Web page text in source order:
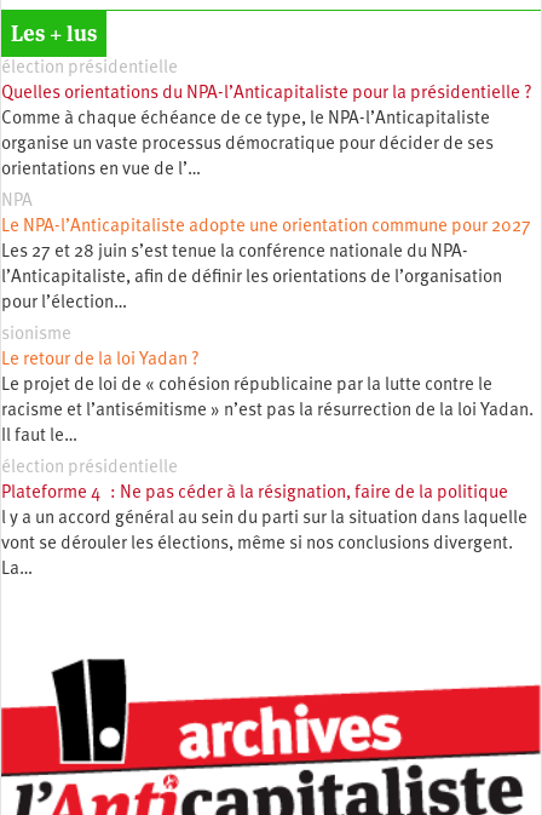
Les + lus
élection présidentielle
Quelles orientations du NPA-l’Anticapitaliste pour la présidentielle ?
Comme à chaque échéance de ce type, le NPA-l’Anticapitaliste
organise un vaste processus démocratique pour décider de ses
orientations en vue de l’…
NPA
Le NPA-l’Anticapitaliste adopte une orientation commune pour 2027
Les 27 et 28 juin s’est tenue la conférence nationale du NPA-
l’Anticapitaliste, afin de définir les orientations de l’organisation
pour l’élection…
sionisme
Le retour de la loi Yadan ?
Le projet de loi de « cohésion républicaine par la lutte contre le
racisme et l’antisémitisme » n’est pas la résurrection de la loi Yadan.
Il faut le…
élection présidentielle
Plateforme 4 : Ne pas céder à la résignation, faire de la politique
l y a un accord général au sein du parti sur la situation dans laquelle
vont se dérouler les élections, même si nos conclusions divergent.
La…